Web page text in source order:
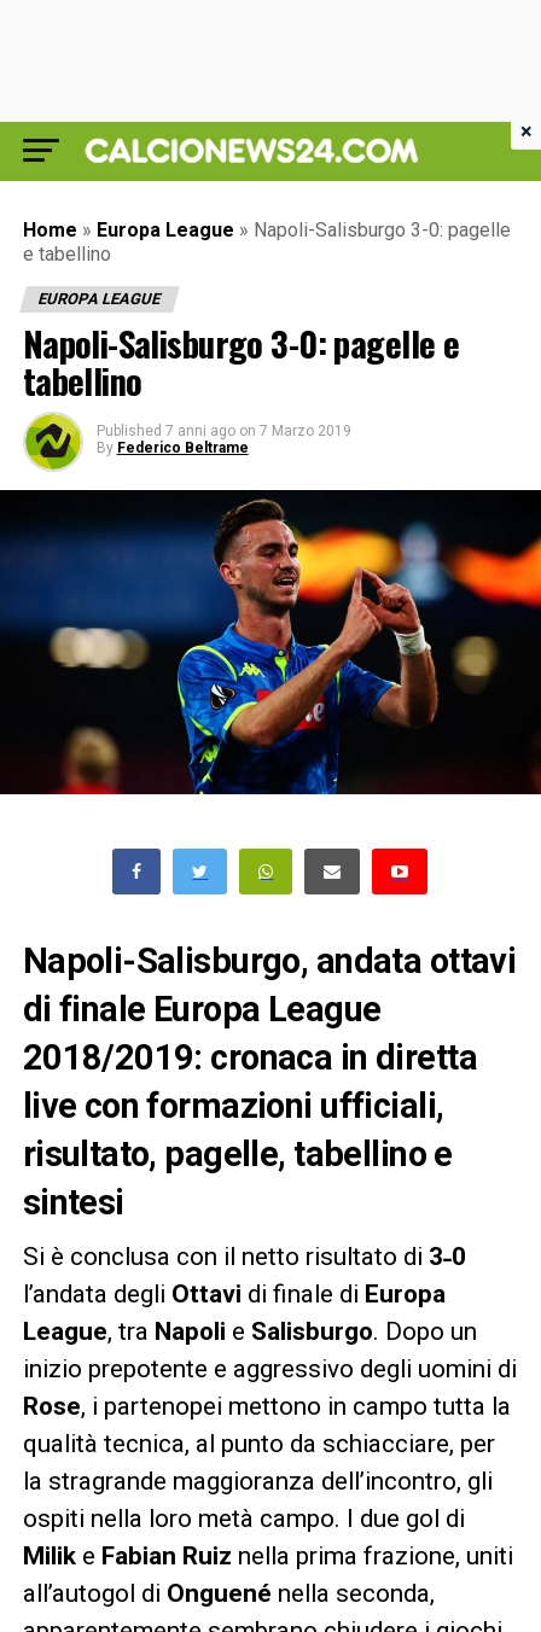
Home » Europa League » Napoli-Salisburgo 3-0: pagelle
e tabellino
EUROPA LEAGUE
Napoli-Salisburgo 3-0: pagelle e
tabellino
Published 7 anni ago on 7 Marzo 2019
By Federico Beltrame
Napoli-Salisburgo, andata ottavi
di finale Europa League
2018/2019: cronaca in diretta
live con formazioni ufficiali,
risultato, pagelle, tabellino e
sintesi
Si è conclusa con il netto risultato di 3˗0
l’andata degli Ottavi di finale di Europa
League, tra Napoli e Salisburgo. Dopo un
inizio prepotente e aggressivo degli uomini di
Rose, i partenopei mettono in campo tutta la
qualità tecnica, al punto da schiacciare, per
la stragrande maggioranza dell’incontro, gli
ospiti nella loro metà campo. I due gol di
Milike Fabian Ruiz nella prima frazione, uniti
all’autogol di Onguené nella seconda,
×